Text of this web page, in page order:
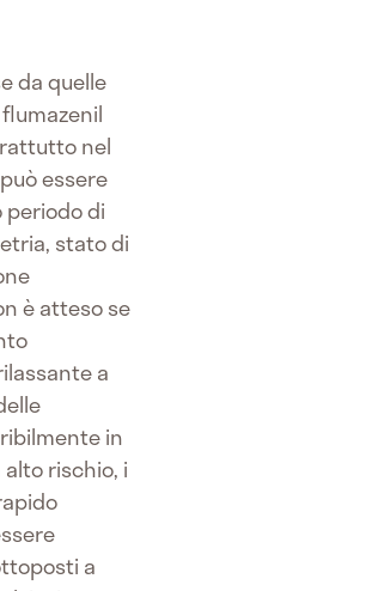
da quelle
nel
essere
di
stato di
è atteso se
a
in
rischio, i
a